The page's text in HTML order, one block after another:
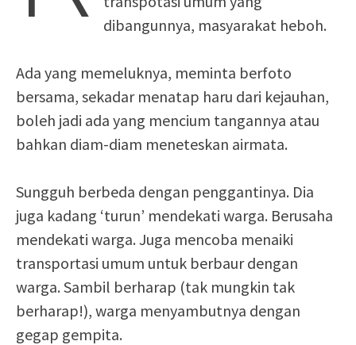
dibangunnya, masyarakat heboh.
Ada yang memeluknya, meminta berfoto
bersama, sekadar menatap haru dari kejauhan,
boleh jadi ada yang mencium tangannya atau
bahkan diam-diam meneteskan airmata.
Sungguh berbeda dengan penggantinya. Dia
juga kadang ‘turun’ mendekati warga. Berusaha
mendekati warga. Juga mencoba menaiki
transportasi umum untuk berbaur dengan
warga. Sambil berharap (tak mungkin tak
berharap!), warga menyambutnya dengan
gegap gempita.